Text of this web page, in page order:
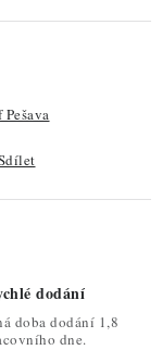
Pešava
dodání
doba dodání 1,8
dne.